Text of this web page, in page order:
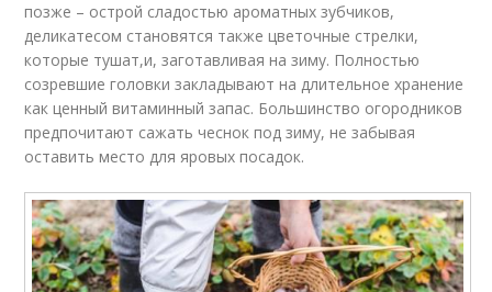
позже – острой сладостью ароматных зубчиков,
деликатесом становятся также цветочные стрелки,
которые тушат,и, заготавливая на зиму. Полностью
созревшие головки закладывают на длительное хранение
как ценный витаминный запас. Большинство огородников
предпочитают сажать чеснок под зиму, не забывая
оставить место для яровых посадок.